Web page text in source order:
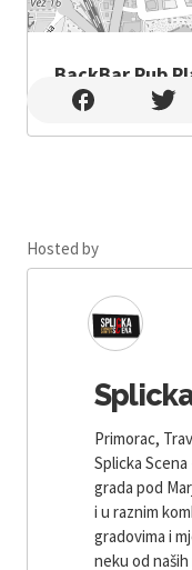
BackBar Pub
BackBar Pub Plan B , Split
Hosted by
Primorac,
Splicka
grada pod
i u raznim
gradovima i
neku od